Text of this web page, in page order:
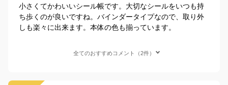
小さくてかわいいシール帳です。大切なシールをいつも持
ち歩くのが良いですね。バインダータイプなので、取り外
しも楽々に出来ます。本体の色も揃っています。
全てのおすすめコメント（2件）